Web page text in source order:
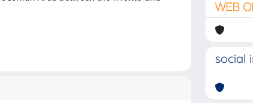
social